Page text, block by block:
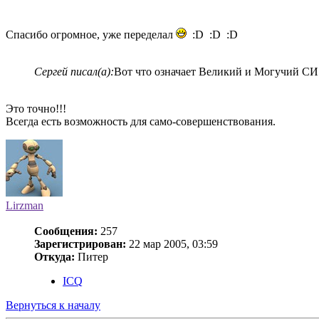
Спасибо огромное, уже переделал :D :D :D
Сергей писал(а):Вот что означает Великий и Могучий
Это точно!!!
Всегда есть возможность для само-совершенствования.
Lirzman
Сообщения: 257
Зарегистрирован: 22 мар 2005, 03:59
Откуда: Питер
ICQ
Вернуться к началу